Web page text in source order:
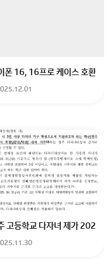
년생입니다 지금 제 내신이 5
폰 16, 16프로 케이스 호환
영웅 11월 브랜드평판에서
고등학교 다자녀 제가 2027